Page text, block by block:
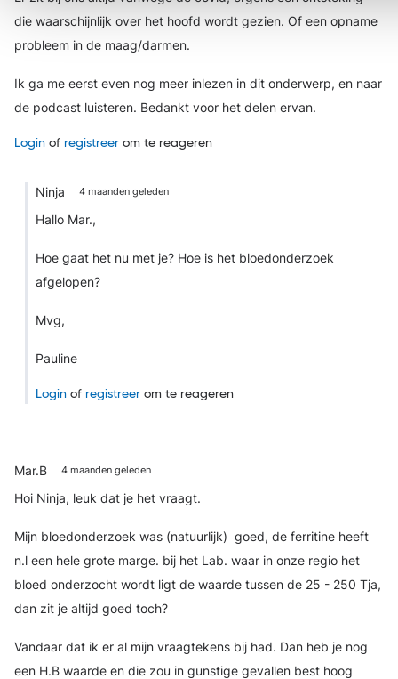
die waarschijnlijk over het hoofd wordt gezien. Of een opname
probleem in de maag/darmen.
Ik ga me eerst even nog meer inlezen in dit onderwerp, en naar
de podcast luisteren. Bedankt voor het delen ervan.
Login of registreer om te reageren
Ninja 4 maanden geleden
Hallo Mar.,
Hoe gaat het nu met je? Hoe is het bloedonderzoek
afgelopen?
Mvg,
Pauline
Login of registreer om te reageren
Mar.B 4 maanden geleden
Hoi Ninja, leuk dat je het vraagt.
Mijn bloedonderzoek was (natuurlijk) goed, de ferritine heeft
n.l een hele grote marge. bij het Lab. waar in onze regio het
bloed onderzocht wordt ligt de waarde tussen de 25 - 250 Tja,
dan zit je altijd goed toch?
Vandaar dat ik er al mijn vraagtekens bij had. Dan heb je nog
een H.B waarde en die zou in gunstige gevallen best hoog